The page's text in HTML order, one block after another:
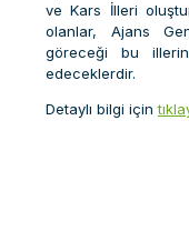
ve Kars İlleri
olanlar, Ajans
göreceği bu
edeceklerdir.
Detaylı bilgi için